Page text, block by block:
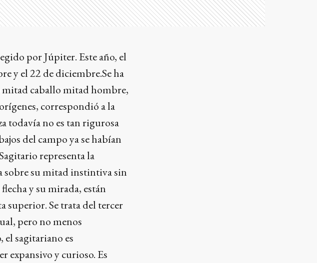
por Júpiter. Este año, el
y el 22 de diciembre.Se ha
caballo mitad hombre,
correspondió a la
todavía no es tan rigurosa
del campo ya se habían
representa la
sobre su mitad instintiva sin
y su mirada, están
superior. Se trata del tercer
pero no menos
sagitariano es
expansivo y curioso. Es